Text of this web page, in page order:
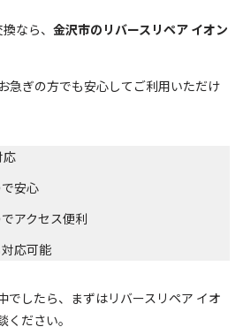
なら、 金沢市のリバースリペア イオン
急ぎの方でも安心してご利用いただけ
応
安心
アクセス便利
応可能
でしたら、まずはリバースリペア イオ
ださい。